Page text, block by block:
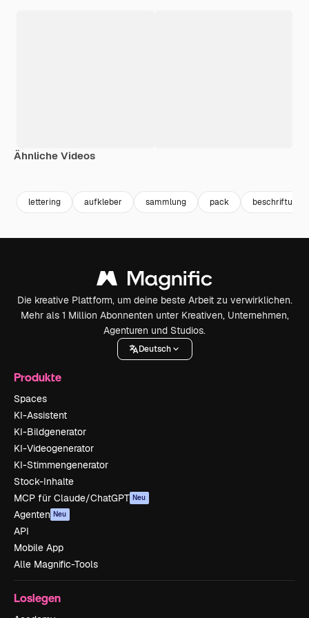
Ähnliche Videos
lettering aufkleber sammlung pack beschriftung
Die kreative Plattform, um deine beste Arbeit zu verwirklichen.
Mehr als 1 Million Abonnenten unter Kreativen, Unternehmen,
Agenturen und Studios.
Deutsch
Produkte
Spaces
KI-Assistent
KI-Bildgenerator
KI-Videogenerator
KI-Stimmengenerator
Stock-Inhalte
MCP für Claude/ChatGPT Neu
Agenten Neu
API
Mobile App
Alle Magnific-Tools
Loslegen